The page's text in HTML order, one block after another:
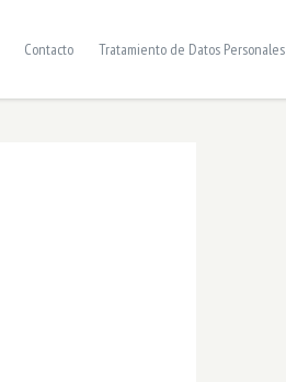
Contacto Tratamiento de Datos Personales